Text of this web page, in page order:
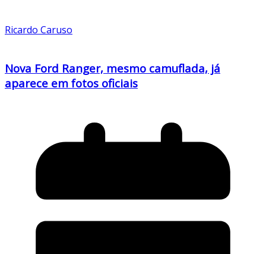
Ricardo Caruso
Nova Ford Ranger, mesmo camuflada, já
aparece em fotos oficiais